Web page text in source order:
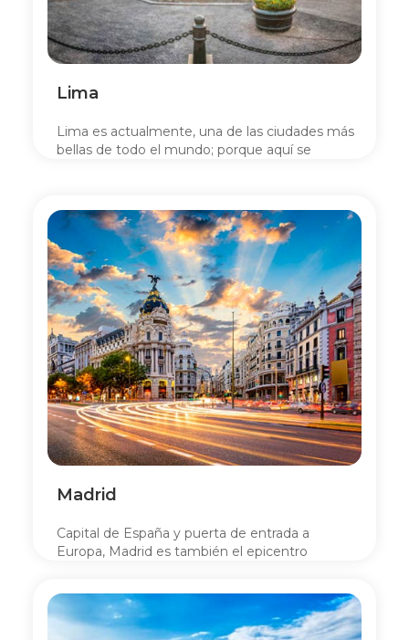
Lima
Lima es actualmente, una de las ciudades más
bellas de todo el mundo; porque aquí se
Madrid
Capital de España y puerta de entrada a
Europa, Madrid es también el epicentro